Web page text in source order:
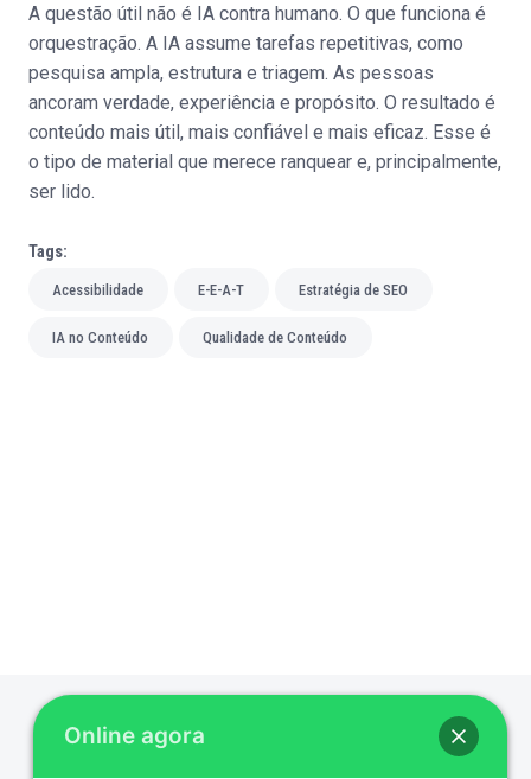
A questão útil não é IA contra humano. O que funciona é
orquestração. A IA assume tarefas repetitivas, como
pesquisa ampla, estrutura e triagem. As pessoas
ancoram verdade, experiência e propósito. O resultado é
conteúdo mais útil, mais confiável e mais eficaz. Esse é
o tipo de material que merece ranquear e, principalmente,
ser lido.
Tags:
Acessibilidade E-E-A-T Estratégia de SEO
IA no Conteúdo Qualidade de Conteúdo
Online agora